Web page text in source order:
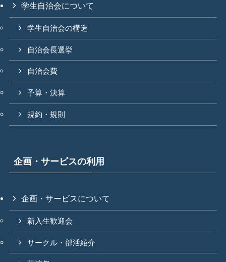
学生自治会について
学生自治会の構造
自治会長選挙
自治会費
予算・決算
規約・規則
企画・サービスの利用
企画・サービスについて
新入生歓迎会
サークル・部活紹介